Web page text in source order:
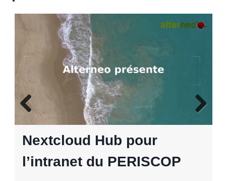
Projet NextcloudPi
Nextcloud Hub pour
l’intranet du PERISCOP
ous